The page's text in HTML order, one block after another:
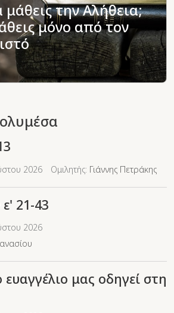
μάθεις την Αλήθεια;
μόνο από τον
2026 Ομιλητής: Γιάννης Πετράκης
21-43
2026
μας οδηγεί στη